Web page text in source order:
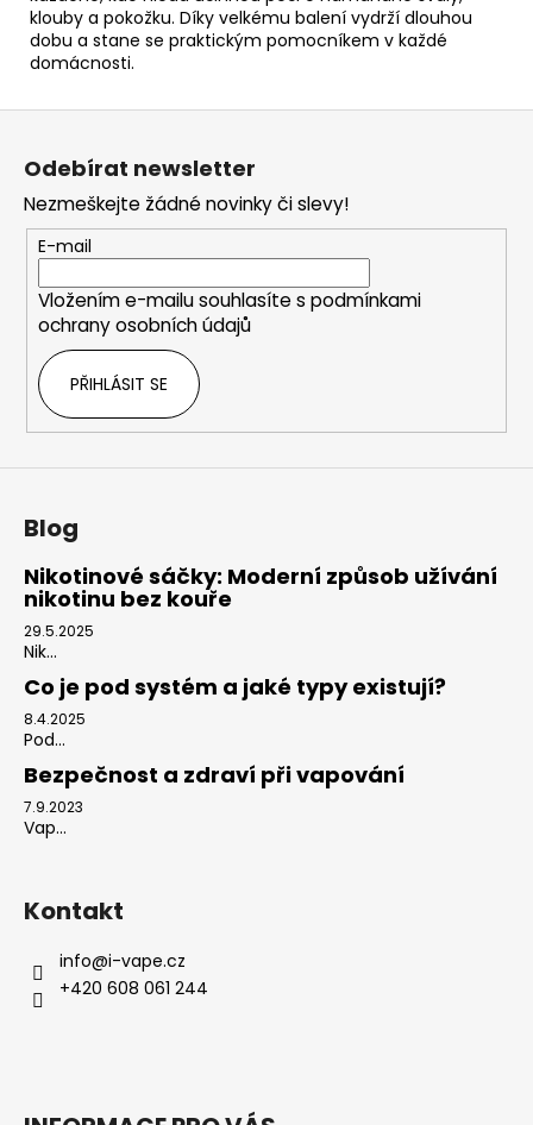
klouby a pokožku. Díky velkému balení vydrží dlouhou
dobu a stane se praktickým pomocníkem v každé
domácnosti.
Odebírat newsletter
Nezmeškejte žádné novinky či slevy!
E-mail
Vložením e-mailu souhlasíte s podmínkami
ochrany osobních údajů
PŘIHLÁSIT SE
Blog
Nikotinové sáčky: Moderní způsob užívání
nikotinu bez kouře
29.5.2025
Nik...
Co je pod systém a jaké typy existují?
8.4.2025
Pod...
Bezpečnost a zdraví při vapování
7.9.2023
Vap...
Kontakt
info@i-vape.cz
+420 608 061 244